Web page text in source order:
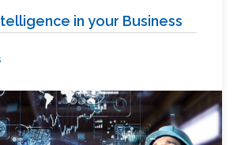
in your Business